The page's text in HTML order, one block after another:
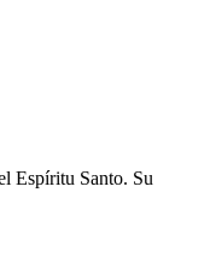
Espíritu Santo. Su